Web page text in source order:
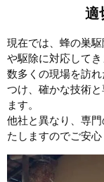
適
現在では、蜂の巣
や駆除に対応してき
数多くの現場を訪
つけ、確かな技術
ます。
他社と異なり、専
たしますのでご安心